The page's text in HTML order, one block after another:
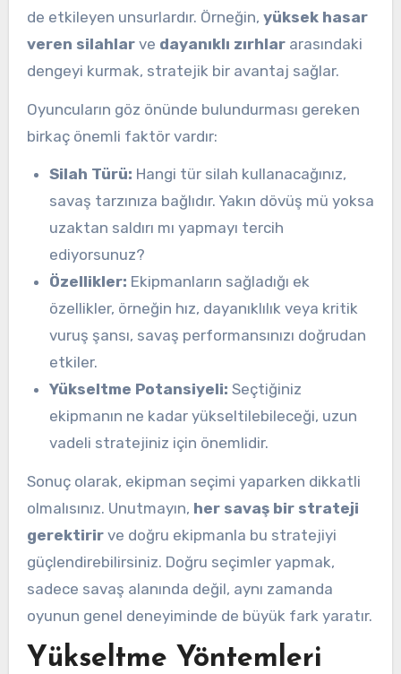
de etkileyen unsurlardır. Örneğin, yüksek hasar
veren silahlarve dayanıklı zırhlararasındaki
dengeyi kurmak, stratejik bir avantaj sağlar.
Oyuncuların göz önünde bulundurması gereken
birkaç önemli faktör vardır:
Silah Türü: Hangi tür silah kullanacağınız,
savaş tarzınıza bağlıdır. Yakın dövüş mü yoksa
uzaktan saldırı mı yapmayı tercih
ediyorsunuz?
Özellikler: Ekipmanların sağladığı ek
özellikler, örneğin hız, dayanıklılık veya kritik
vuruş şansı, savaş performansınızı doğrudan
etkiler.
Yükseltme Potansiyeli: Seçtiğiniz
ekipmanın ne kadar yükseltilebileceği, uzun
vadeli stratejiniz için önemlidir.
Sonuç olarak, ekipman seçimi yaparken dikkatli
olmalısınız. Unutmayın, her savaş bir strateji
gerektirirve doğru ekipmanla bu stratejiyi
güçlendirebilirsiniz. Doğru seçimler yapmak,
sadece savaş alanında değil, aynı zamanda
oyunun genel deneyiminde de büyük fark yaratır.
Yükseltme Yöntemleri